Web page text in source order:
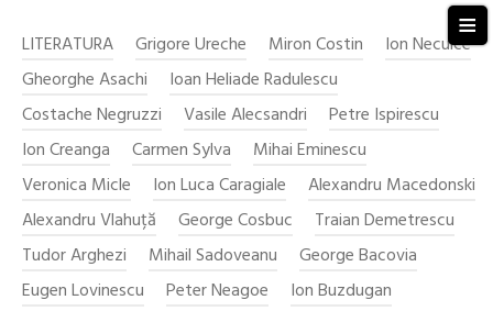
≡
LITERATURA Grigore Ureche Miron Costin
Ion Neculce
Gheorghe Asachi
Ioan Heliade Radulescu
Costache Negruzzi
Vasile Alecsandri
Petre Ispirescu
Ion Creanga
Carmen Sylva
Mihai Eminescu
Veronica Micle
Ion Luca Caragiale
Alexandru Macedonski
Alexandru Vlahuță
George Cosbuc
Traian Demetrescu
Tudor Arghezi
Mihail Sadoveanu
George Bacovia
Eugen Lovinescu
Peter Neagoe
Ion Buzdugan